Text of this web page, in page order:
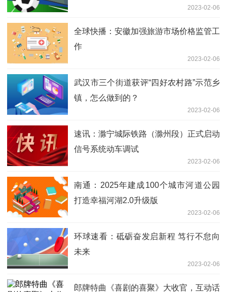
2023-02-06
全球快播：安徽加强旅游市场价格监管工
作
2023-02-06
武汉市三个街道获评“四好农村路”示范乡
镇，怎么做到的？
2023-02-06
速讯：滁宁城际铁路（滁州段）正式启动
信号系统动车调试
2023-02-06
南通：2025年建成100个城市河道公园
打造幸福河湖2.0升级版
2023-02-06
环球速看：砥砺奋发启新程 笃行不怠向
未来
2023-02-06
郎牌特曲《喜剧的喜聚》大收官，互动话